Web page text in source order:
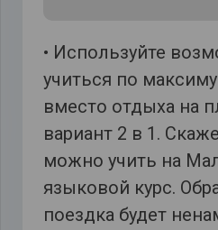
• Используйте
учиться по
вместо отдыха на
вариант 2 в 1.
можно учить на
языковой курс.
поездка будет